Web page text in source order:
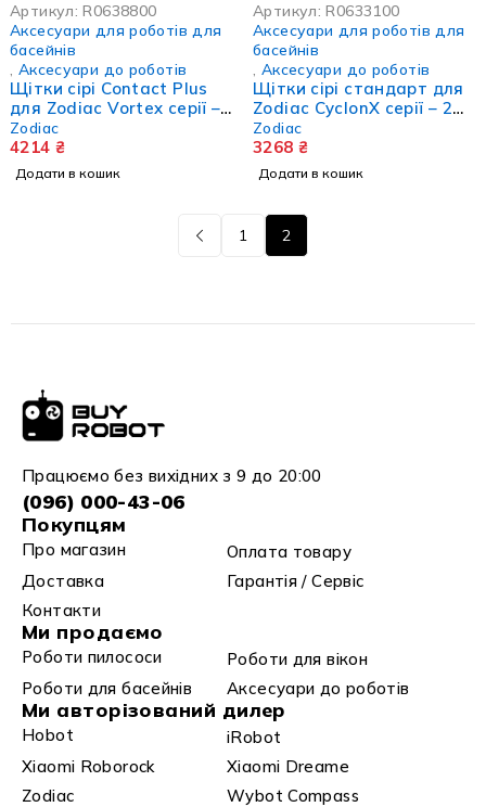
Артикул:R0638800
Аксесуари для роботів для
басейнів
Аксесуари до роботів
Щітки сірі Contact Plus
для Zodiac Vortex серії –
2 шт.
Zodiac
4214 ₴
Додати в кошик
Артикул:R0633100
Аксесуари для роботів для
басейнів
Аксесуари до роботів
Щітки сірі стандарт для
Zodiac CyclonX серії – 2
шт.
Zodiac
3268 ₴
Додати в кошик
1 2
Працюємо без вихідних з 9 до 20:00
(096) 000-43-06
Покупцям
Про магазин
Оплата товару
Доставка
Гарантія / Сервіс
Контакти
Ми продаємо
Роботи пилососи
Роботи для вікон
Роботи для басейнів
Аксесуари до роботів
Ми авторізований дилер
Hobot
iRobot
Xiaomi Roborock
Xiaomi Dreame
Zodiac
Wybot Compass